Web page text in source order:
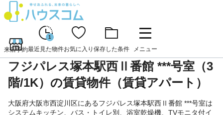
来店予約
1
最近見た物件お気に入り 保存した条件 メニュー
フジパレス塚本駅西Ⅱ番館 ***号室（3
階/1K）の賃貸物件（賃貸アパート）
大阪府大阪市西淀川区にあるフジパレス塚本駅西Ⅱ番館 ***号室は
システムキッチン、バス・トイレ別、浴室乾燥機、TVモニタ付イ